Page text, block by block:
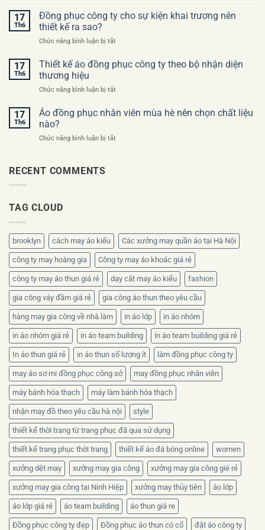
đặt
đồng
công
trước
may
phục
lần
17
Th6
Đồng phục công ty cho sự kiện khai trương nên
thiết kế ra sao?
Chức năng bình luận bị tắt
phục
công
cho
kiện
nên
17
Th6
Thiết kế áo đồng phục công ty theo bộ nhận diện
thương hiệu
Chức năng bình luận bị tắt
phục
17
Th6
Áo đồng phục nhân viên mùa hè nên chọn chất liệu
nào?
Chức năng bình luận bị tắt
chất
liệu
nào?
RECENT COMMENTS
TAG CLOUD
brooklyn cách may áo kiểu Các xưởng may quần áo tại Hà Nội
công ty may hoàng gia Công ty may áo khoác giá rẻ
công ty may áo thun giá rẻ dạy cắt may áo kiểu fashion
gia công váy đầm giá rẻ gia công áo thun theo yêu cầu
hàng may gia công về nhà làm in áo lớp in áo nhóm
in áo nhóm giá rẻ in áo team building in áo team building giá rẻ
In áo thun giá rẻ in áo thun số lượng ít làm đồng phục công ty
may áo sơ mi đồng phục công sở may đồng phục nhân viên
máy bánh hóa thạch máy làm bánh hóa thạch
nhận may đồ theo yêu cầu hà nội style
thiết kế thời trang từ trang phục đã qua sử dụng
thiết kế trang phục thời trang thiết kế áo đá bóng online women
xưởng dệt may xưởng may gia công xưởng may gia công gié rẻ
xưởng may gia công tại Ninh Hiệp xưởng may thủy tiên áo lớp
áo lớp giá rẻ áo team building áo thun giá re
Đồng phục công ty đẹp Đồng phục áo thun có cổ đặt áo công ty